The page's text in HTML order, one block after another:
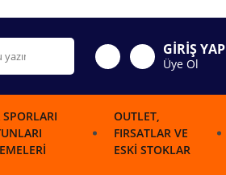
GİRİŞ YAP
Üye Ol
OUTLET,
FIRSATLAR VE
ESKI STOKLAR